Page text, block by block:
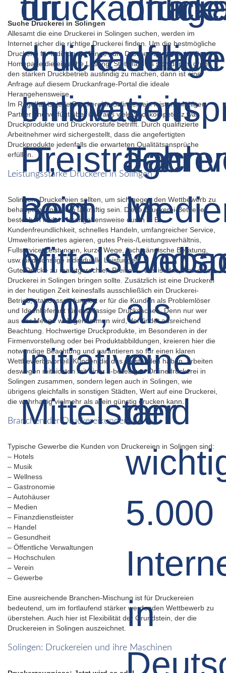
Suche Druckerei in Solingen
Allesamt die eine Druckerei in Solingen suchen, werden im
Internet sicher die richtige Druckerei finden. Um die bestmögliche
Druckerei für individuelle Dinge zum Drucken zu finden ist diese
Homepage die einfache Lösung. Stets falls es sich darum dreht
den starken Druckbetrieb ausfindig zu machen, dann ist eine
Anfrage auf diesem Druckanfrage-Portal die ideale
Herangehensweise.
Im Regelfall ist jede Druckerei in Solingen ein leistungsfähiger
Partner und verfügt über überaus viele Sachkompetenz was
Druckprodukte und Druckvorstufe betrifft. Durch qualifizierte
Arbeitnehmer wird sichergestellt, dass die angefertigten
Druckprodukte jedenfalls die erwarteten Qualitätsansprüche
erfüllen.
Leistungsstarke Druckerei in Solingen
Solingen: Druckereien sollten, um sich gegen den Wettbewerb zu
behaupten, vor allem tatkräftig sein. Diese Druckerei-Betriebe
bestechen in der Herangehensweise durch z. B.
Kundenfreundlichkeit, schnelles Handeln, umfangreicher Service,
Umweltorientiertes agieren, gutes Preis-/Leistungsverhältnis,
Fullservice-Leistungen, kurze Wege, fachmännische Beratung,
usw. und sonstige individuelle Leistungen.
Gute Drucke zu marktgerechten Preisen – das ist das, was eine
Druckerei in Solingen bringen sollte. Zusätzlich ist eine Druckerei
in der heutigen Zeit keinesfalls ausschließlich ein Druckerei-
Betrieb, stattdessen fungiert er für die Kunden als Problemlöser
und Ideenlieferant für erstklassige Drucksachen. Denn nur wer
aus der Menge wahrgenommen wird, der findet ausreichend
Beachtung. Hochwertige Druckprodukte, im Besonderen in der
Firmenvorstellung oder bei Produktabbildungen, kreieren hier die
notwendige Beachtung und garantieren so für einen klaren
Wettbewerbsvorteil. Kunden die das verstanden haben, arbeiten
deswegen mitnichten mit einer x-beliebigen Onlinedruckerei in
Solingen zusammen, sondern legen auch in Solingen, wie
übrigens gleichfalls in sonstigen Städten, Wert auf eine Druckerei,
die wahrhaftig vielmehr als allein günstig drucken kann.
Branchen der Druckereikunden
Typische Gewerbe die Kunden von Druckereien in Solingen sind:
– Hotels
– Musik
– Wellness
– Gastronomie
– Autohäuser
– Medien
– Finanzdienstleister
– Handel
– Gesundheit
– Öffentliche Verwaltungen
– Hochschulen
– Verein
– Gewerbe
Eine ausreichende Branchen-Mischung ist für Druckereien
bedeutend, um im fortlaufend stärker werdenden Wettbewerb zu
überstehen. Auch hier ist Flexibilität der Grundstein, der die
Druckereien in Solingen auszeichnet.
Solingen: Druckereien und ihre Maschinen